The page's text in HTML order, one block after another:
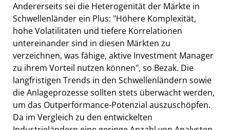
Andererseits sei die Heterogenität der Märkte in
Schwellenländer ein Plus: "Höhere Komplexität,
hohe Volatilitäten und tiefere Korrelationen
untereinander sind in diesen Märkten zu
verzeichnen, was fähige, aktive Investment Manager
zu ihrem Vorteil nutzen können", so Bezak. Die
langfristigen Trends in den Schwellenländern sowie
die Anlageprozesse sollten stets überwacht werden,
um das Outperformance-Potenzial auszuschöpfen.
Da im Vergleich zu den entwickelten